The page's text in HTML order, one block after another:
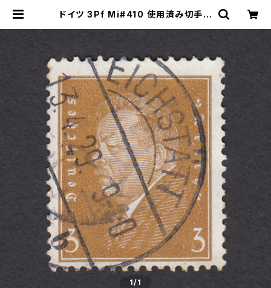
ドイツ 3Pf Mi#410 使用済み切手｜
スタンプのネットショップ | Young S
1/1